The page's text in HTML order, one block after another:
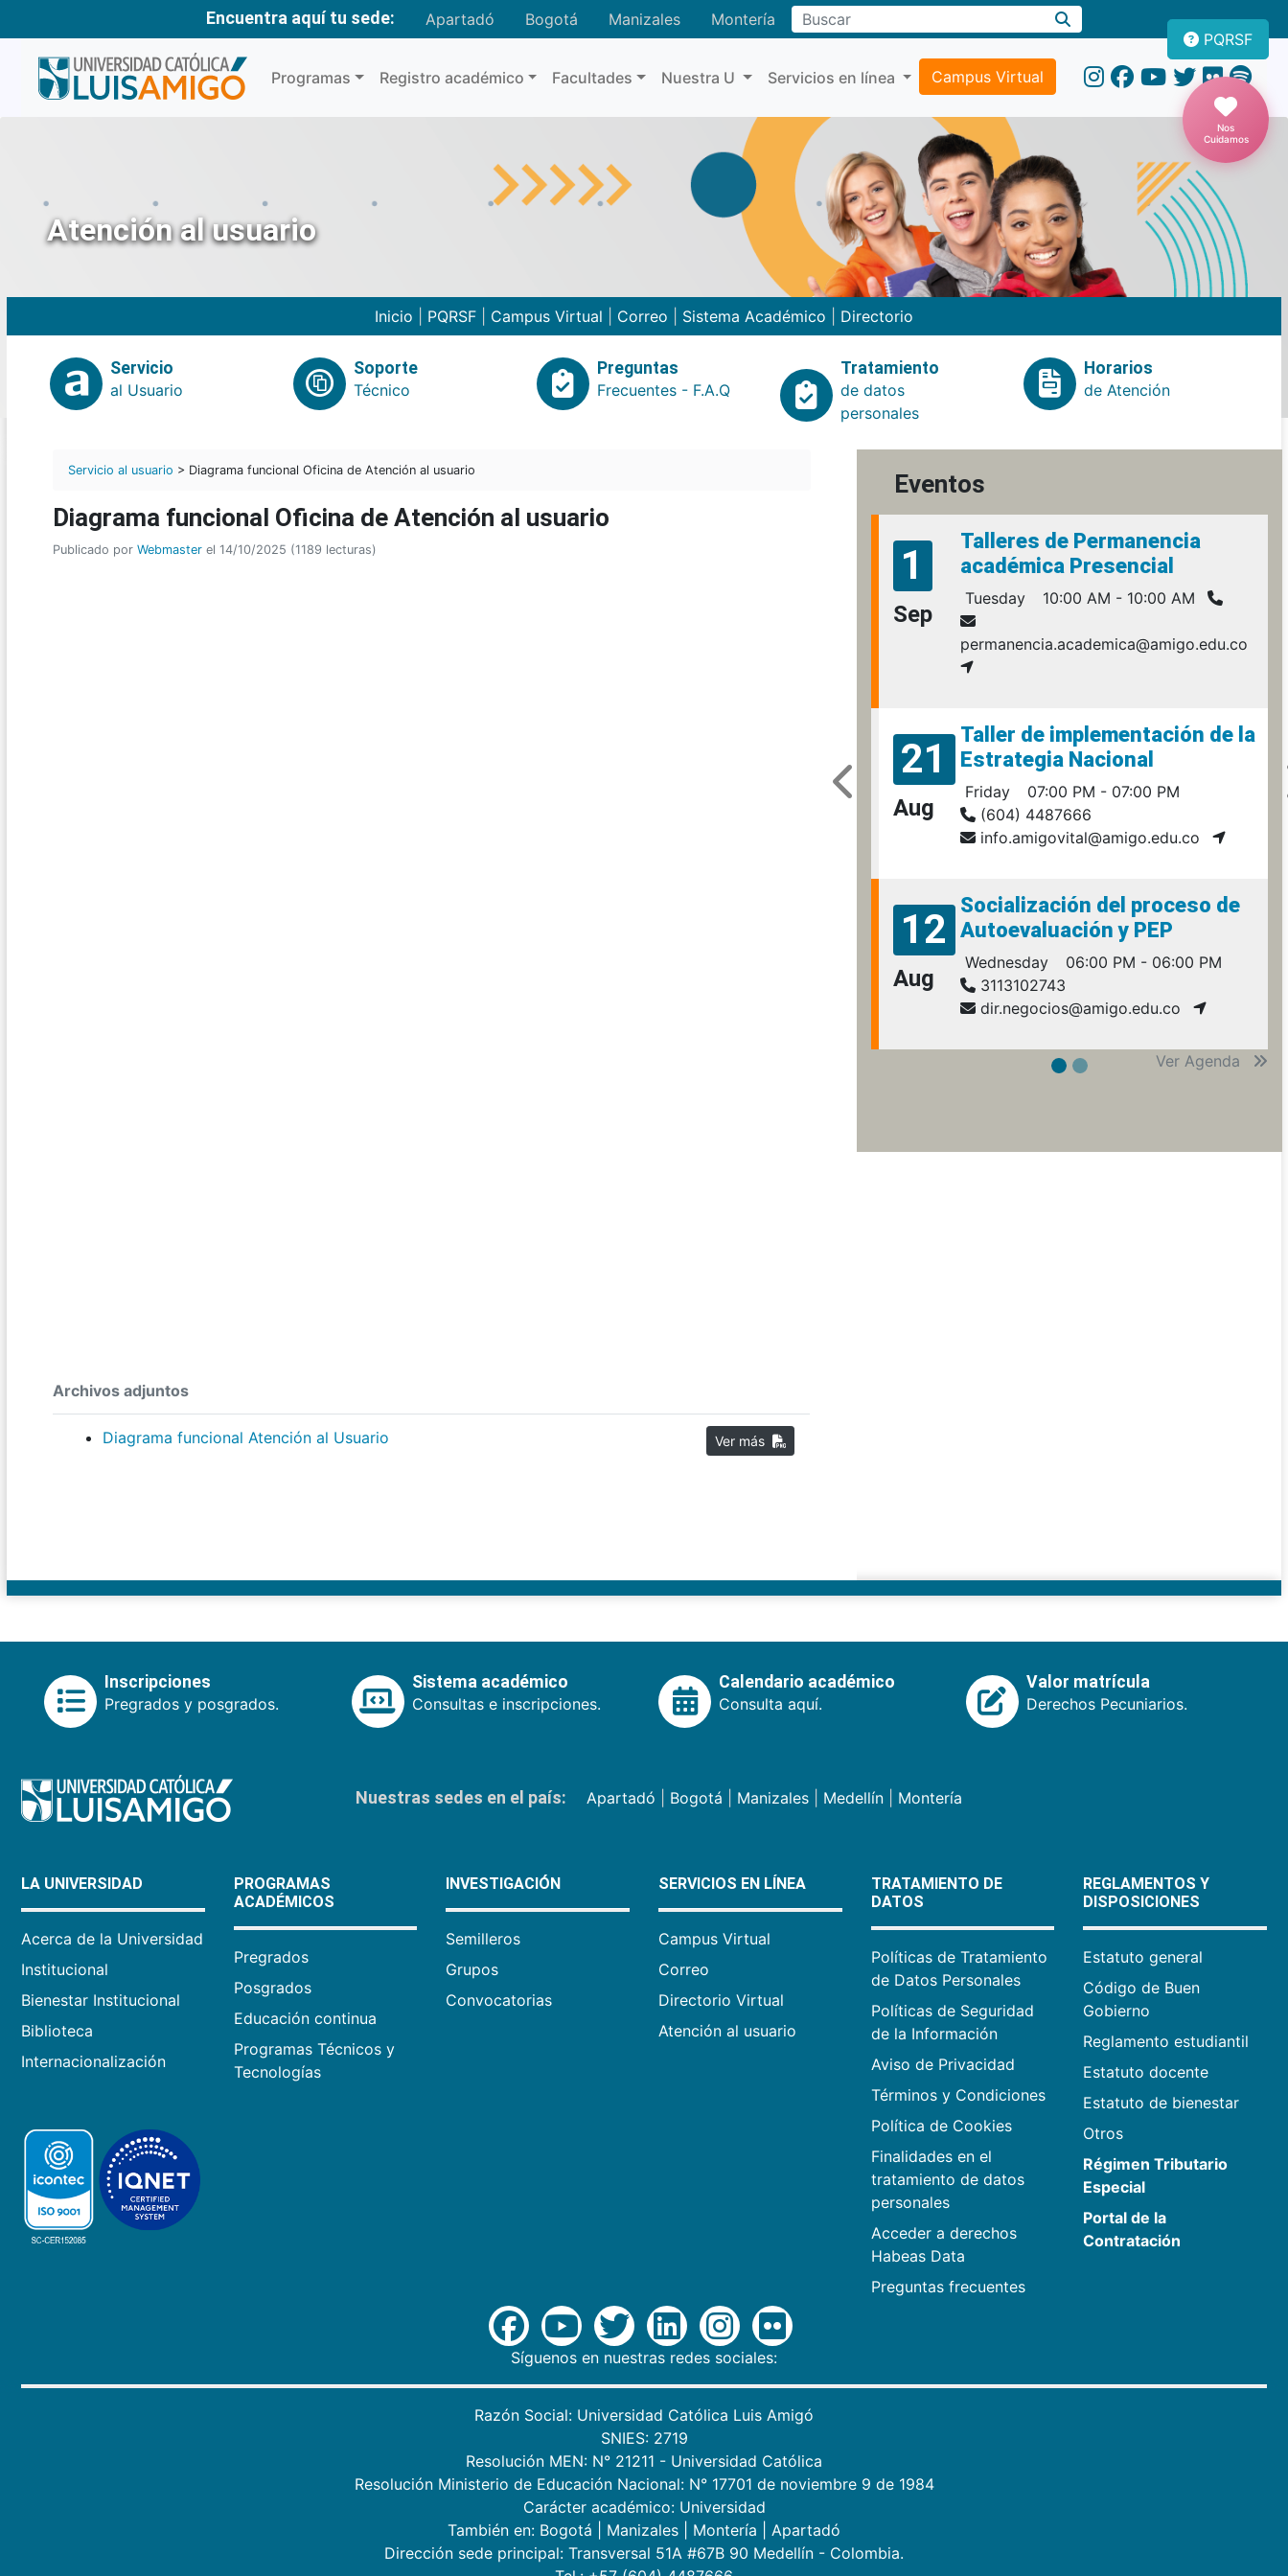
Encuentra aquí tu sede: Apartadó Bogotá Manizales MonteríaBuscar
Programas Registro académico Facultades Nuestra U Servicios en línea Campus Virtual
PQRSF
Nos
Cuidamos
Atención al usuario
Inicio PQRSF Campus Virtual Correo Sistema Académico Directorio
Servicio
al Usuario
Soporte
Técnico
Preguntas
Frecuentes - F.A.Q
Tratamiento
de datos
personales
Horarios
de Atención
Servicio al usuario > Diagrama funcional Oficina de Atención al usuario
Diagrama funcional Oficina de Atención al usuario
Publicado por Webmaster el 14/10/2025 (1189 lecturas)
Archivos adjuntos
Diagrama funcional Atención al Usuario
Eventos
1
Sep
Talleres de Permanencia
académica Presencial
Tuesday 10:00 AM - 10:00 AM
permanencia.academica@amigo.edu.co
21
Aug
Taller de implementación de la
Estrategia Nacional
Friday
07:00 PM - 07:00 PM
(604) 4487666
info.amigovital@amigo.edu.co
12
Aug
Socialización del proceso de
Autoevaluación y PEP
Wednesday
06:00 PM - 06:00 PM
3113102743
dir.negocios@amigo.edu.co
Ver Agenda
Inscripciones
Pregrados y posgrados.
Sistema académico
Consultas e inscripciones.
Calendario académico
Consulta aquí.
Valor matrícula
Derechos Pecuniarios.
Nuestras sedes en el país: Apartadó Bogotá Manizales| Medellín| Montería
LA UNIVERSIDAD
Acerca de la Universidad
Institucional
Bienestar Institucional
Biblioteca
Internacionalización
PROGRAMAS
ACADÉMICOS
Pregrados
Posgrados
Educación continua
Programas Técnicos y
Tecnologías
INVESTIGACIÓN
Semilleros
Grupos
Convocatorias
SERVICIOS EN LÍNEA
Campus Virtual
Correo
Directorio Virtual
Atención al usuario
TRATAMIENTO DE
DATOS
Políticas de Tratamiento
de Datos Personales
Políticas de Seguridad
de la Información
Aviso de Privacidad
Términos y Condiciones
Política de Cookies
Finalidades en el
tratamiento de datos
personales
Acceder a derechos
Habeas Data
Preguntas frecuentes
REGLAMENTOS Y
DISPOSICIONES
Estatuto general
Código de Buen
Gobierno
Reglamento estudiantil
Estatuto docente
Estatuto de bienestar
Otros
Régimen Tributario
Especial
Portal de la
Contratación
Síguenos en nuestras redes sociales:
Razón Social: Universidad Católica Luis Amigó
SNIES: 2719
Resolución MEN: N° 21211 - Universidad Católica
Resolución Ministerio de Educación Nacional: N° 17701 de noviembre 9 de 1984
Carácter académico: Universidad
También en: Bogotá Manizales Montería
Apartadó
Dirección sede principal: Transversal 51A #67B 90 Medellín - Colombia.